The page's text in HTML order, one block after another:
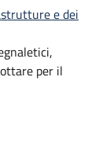
e dei
per il